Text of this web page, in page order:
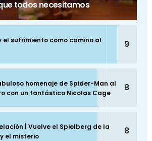
todos necesitamos
el sufrimiento como camino al
9
homenaje de Spider-Man al
con un fantástico Nicolas Cage
8
| Vuelve el Spielberg de la
el misterio
8